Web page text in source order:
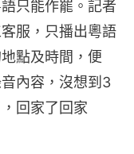
只能作罷。記者
服，只播出粵語
點及時間，便
內容，沒想到3
回家了回家